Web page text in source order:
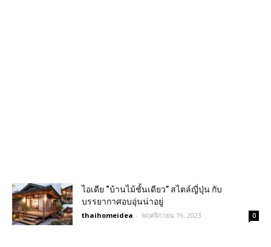
ไอเดีย “บ้านไม้ชั้นเดียว” สไตล์ญี่ปุ่น กับ
บรรยากาศอบอุ่นน่าอยู่
thaihomeidea - พฤศจิกายน 19, 2023 0